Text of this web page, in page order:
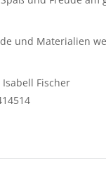
und Materialien
Fischer